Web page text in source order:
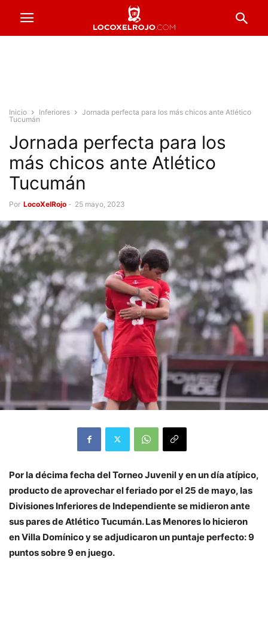
Inicio Inferiores
Jornada perfecta para los más chicos ante Atlético
Tucumán
Jornada perfecta para los
más chicos ante Atlético
Tucumán
Por LocoXelRojo - 25 mayo, 2023
Por la décima fecha del Torneo Juvenil y en un día atípico,
producto de aprovechar el feriado por el 25 de mayo, las
Divisiones Inferiores de Independiente se midieron ante
sus pares de Atlético Tucumán. Las Menores lo hicieron
en Villa Domínico y se adjudicaron un puntaje perfecto: 9
puntos sobre 9 en juego.